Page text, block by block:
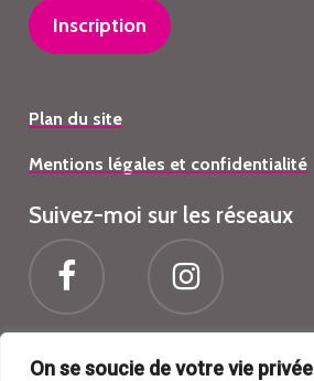
On se soucie de votre vie privée
Plan du site
Mentions légales et confidentialité
Suivez-moi sur les réseaux